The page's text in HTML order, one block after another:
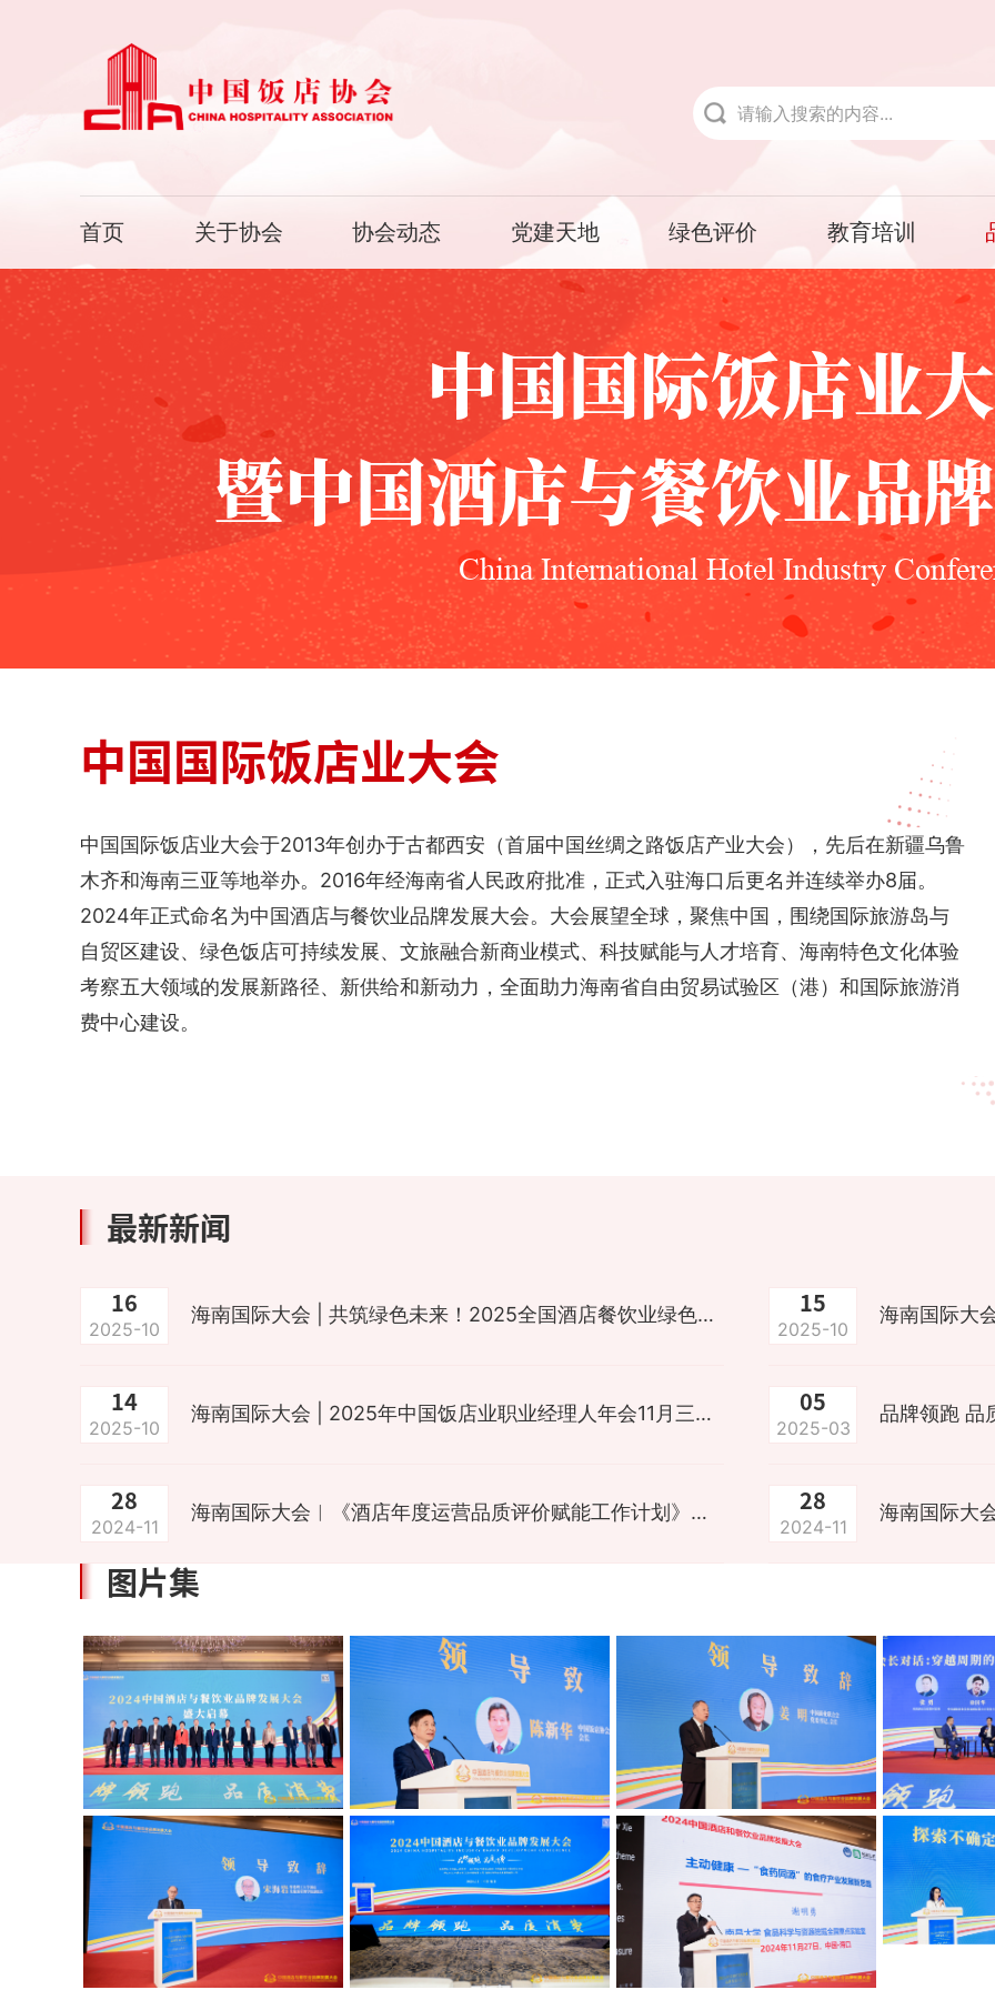
首页 关于协会 协会动态 党建天地 绿色评价 教育培训
中国国际饭店业
暨中国酒店与餐饮业品
China International Hotel Industry
中国国际饭店业大会
中国国际饭店业大会于2013年创办于古都西安（首届中国丝绸之路饭店产业大会），先后在新疆乌鲁
木齐和海南三亚等地举办。2016年经海南省人民政府批准，正式入驻海口后更名并连续举办8届。
2024年正式命名为中国酒店与餐饮业品牌发展大会。大会展望全球，聚焦中国，围绕国际旅游岛与
自贸区建设、绿色饭店可持续发展、文旅融合新商业模式、科技赋能与人才培育、海南特色文化体验
考察五大领域的发展新路径、新供给和新动力，全面助力海南省自由贸易试验区（港）和国际旅游消
费中心建设。
最新新闻
16
2025-10
海南国际大会 | 共筑绿色未来！2025全国酒店餐饮业绿色发展年会将在11月启幕 15
2025-10
海南国际大
14
2025-10
海南国际大会 | 2025年中国饭店业职业经理人年会11月三亚启幕 05
2025-03
28
2024-11
海南国际大会︱《酒店年度运营品质评价赋能工作计划》正式发布 28
2024-11
图片集